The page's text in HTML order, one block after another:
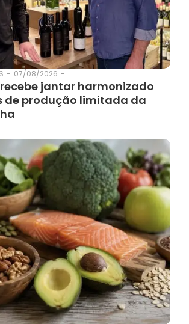
- 07/08/2026 -
jantar harmonizado
de produção limitada da